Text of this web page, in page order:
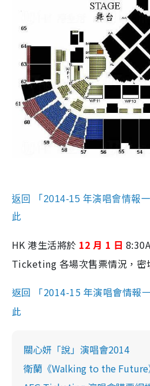
返回 「2014-15 年演唱會情報
此
HK 港生活將於 12 月 1 日
Ticketing 各場次售票情況，密
返回 「2014-15 年演唱會情報
此
關心妍「說」演唱會2014
衛蘭《Walking to the Future